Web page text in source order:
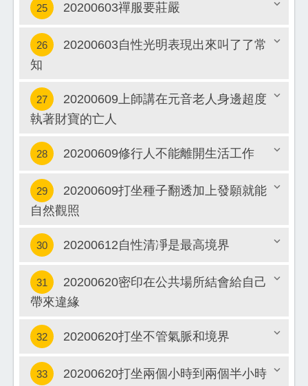
關閉
25 20200603禪服要莊嚴
26
20200603自性光明表現出來叫了了常
知
27
20200609上師講在元音老人身邊超度
執著財寶的亡人
關閉
28 20200609修行人不能離開生活工作
29
20200609打坐種子翻透加上發願就能
自然觀照
關閉
30 20200612自性清凈是最高境界
31
20200620密印在公共場所結會給自己
帶來違緣
關閉
32 20200620打坐不管氣脈和境界
33
20200620打坐兩個小時到兩個半小時